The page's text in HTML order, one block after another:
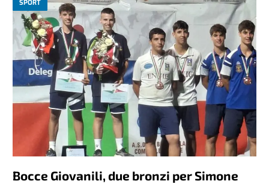
SPORT
Bocce Giovanili, due bronzi per Simone